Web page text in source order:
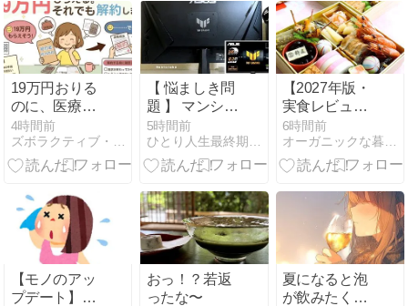
す。
19万円おりる
のに、医療保
険を解約する
タイミングの
話
4時間前
【 悩ましき問
題 】 マンショ
ンの寿命が先
か 私が先か
5時間前
【2027年版・
実食レビュ
ー】2万円台
でここまで豪
華！グルメ杵
を“コスパNo.1
おせち”に推す
6時間前
【モノのアッ
プデート】夏
おっ！？若返
ったな〜
夏になると泡
が飲みたくな